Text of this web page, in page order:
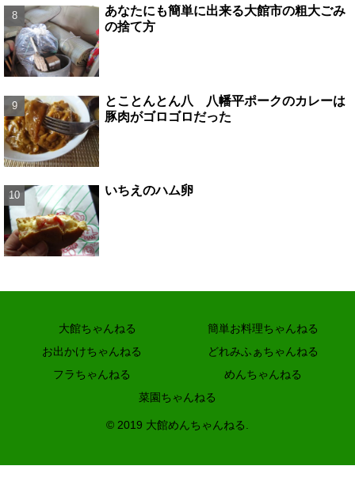
あなたにも簡単に出来る大館市の粗大ごみ
の捨て方
とことんとん八 八幡平ポークのカレーは
豚肉がゴロゴロだった
いちえのハム卵
大館ちゃんねる
簡単お料理ちゃんねる
お出かけちゃんねる
どれみふぁちゃんねる
フラちゃんねる
めんちゃんねる
菜園ちゃんねる
© 2019 大館めんちゃんねる.